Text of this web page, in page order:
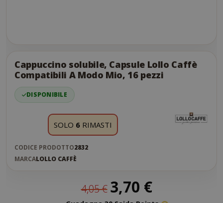
the
end
the
images
Cappuccino solubile, Capsule Lollo Caffè
Compatibili A Modo Mio, 16 pezzi
DISPONIBILE
SOLO 6RIMASTI
CODICE PRODOTTO2832
MARCALOLLO CAFFÈ
4,05 €
Prezzo
speciale
3,70 €